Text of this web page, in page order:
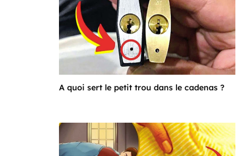
A quoi sert le petit trou dans le cadenas ?